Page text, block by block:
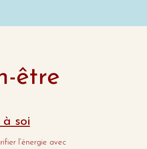
être
soi
l’énergie avec